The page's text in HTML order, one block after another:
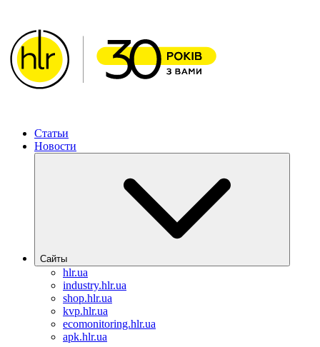
Статьи
Новости
Сайты
hlr.ua
industry.hlr.ua
shop.hlr.ua
kvp.hlr.ua
ecomonitoring.hlr.ua
apk.hlr.ua